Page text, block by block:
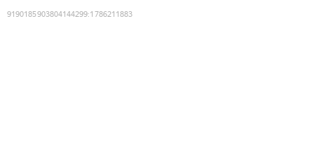
9190185903804144299:1786211883